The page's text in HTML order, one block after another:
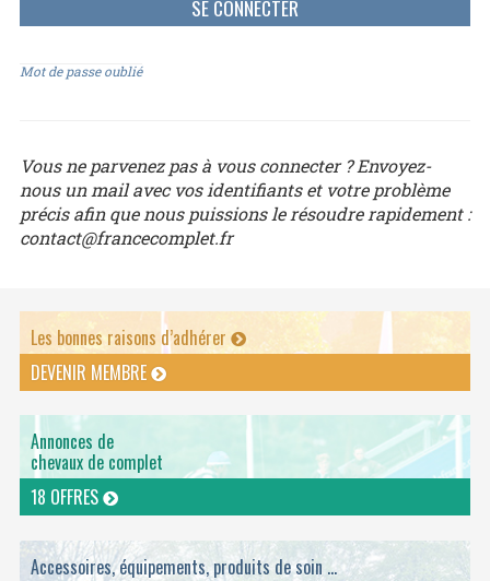
Mot de passe oublié
Vous ne parvenez pas à vous connecter ? Envoyez-
nous un mail avec vos identifiants et votre problème
précis afin que nous puissions le résoudre rapidement :
contact@francecomplet.fr
Les bonnes raisons d’adhérer
DEVENIR MEMBRE
Annonces de
chevaux de complet
18 OFFRES
Accessoires, équipements, produits de soin ...